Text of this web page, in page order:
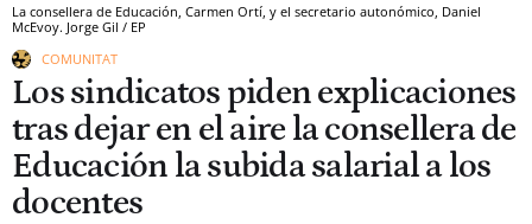
La consellera de Educación, Carmen Ortí, y el secretario autonómico, Daniel
McEvoy. Jorge Gil / EP
COMUNITAT
Los sindicatos piden explicaciones
tras dejar en el aire la consellera de
Educación la subida salarial a los
docentes